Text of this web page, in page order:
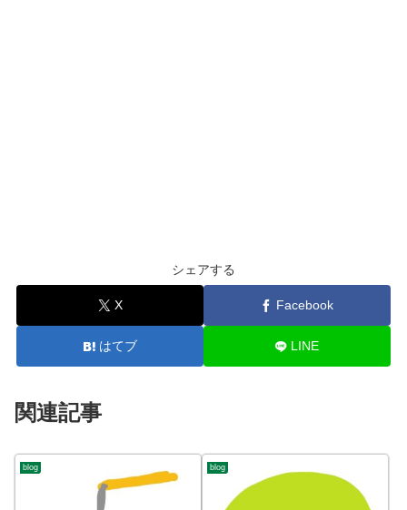
シェアする
X Facebook
はてブ LINE
関連記事
blog blog